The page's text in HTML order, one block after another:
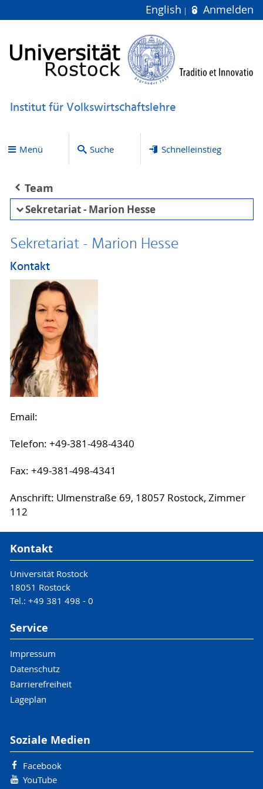
English Anmelden
Institut für Volkswirtschaftslehre
Menü Suche Schnelleinstieg
Team
Sekretariat - Marion Hesse
Sekretariat - Marion Hesse
Kontakt
Email:
Telefon: +49-381-498-4340
Fax: +49-381-498-4341
Anschrift: Ulmenstraße 69, 18057 Rostock, Zimmer
112
Kontakt
Universität Rostock
18051 Rostock
Tel.: +49 381 498 - 0
Service
Impressum
Datenschutz
Barrierefreiheit
Lageplan
Soziale Medien
Facebook
YouTube